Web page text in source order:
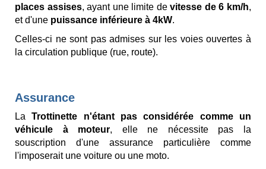
places assises, ayant une limite devitesse de 6 km/h,
et d'une puissance inférieure à 4kW.
Celles-ci ne sont pas admises sur les voies ouvertes à
la circulation publique (rue, route).
Assurance
LaTrottinette n'étant pas considérée comme un
véhicule à moteur, elle ne nécessite pas la
souscription d'une assurance particulière comme
l'imposerait une voiture ou une moto.